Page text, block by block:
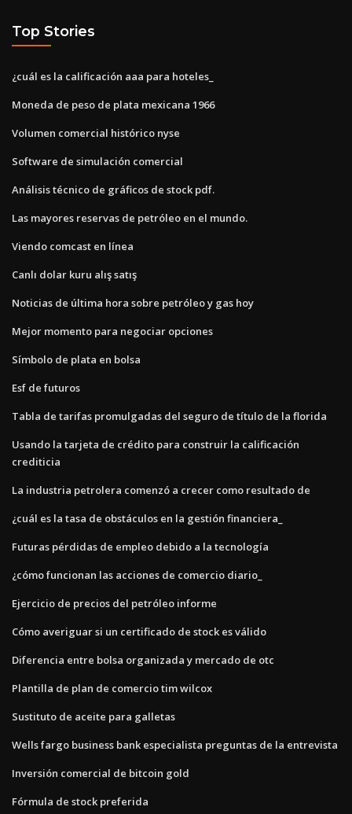
Top Stories
¿cuál es la calificación aaa para hoteles_
Moneda de peso de plata mexicana 1966
Volumen comercial histórico nyse
Software de simulación comercial
Análisis técnico de gráficos de stock pdf.
Las mayores reservas de petróleo en el mundo.
Viendo comcast en línea
Canlı dolar kuru alış satış
Noticias de última hora sobre petróleo y gas hoy
Mejor momento para negociar opciones
Símbolo de plata en bolsa
Esf de futuros
Tabla de tarifas promulgadas del seguro de título de la florida
Usando la tarjeta de crédito para construir la calificación
crediticia
La industria petrolera comenzó a crecer como resultado de
¿cuál es la tasa de obstáculos en la gestión financiera_
Futuras pérdidas de empleo debido a la tecnología
¿cómo funcionan las acciones de comercio diario_
Ejercicio de precios del petróleo informe
Cómo averiguar si un certificado de stock es válido
Diferencia entre bolsa organizada y mercado de otc
Plantilla de plan de comercio tim wilcox
Sustituto de aceite para galletas
Wells fargo business bank especialista preguntas de la entrevista
Inversión comercial de bitcoin gold
Fórmula de stock preferida